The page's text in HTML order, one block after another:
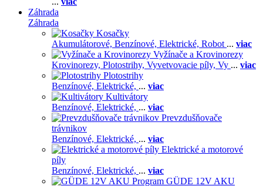
Záhrada
Záhrada
Kosačky
Akumulátorové, Benzínové, Elektrické, Robot ... viac
Vyžínače a Krovinorezy
Krovinorezy, Plotostrihy, Vyvetvovacie píly, Vy ... viac
Plotostrihy
Benzínové, Elektrické, ... viac
Kultivátory
Benzínové, Elektrické, ... viac
Prevzdušňovače
trávnikov
Benzínové, Elektrické, ... viac
Elektrické a motorové
píly
Benzínové, Elektrické, ... viac
GÜDE 12V AKU